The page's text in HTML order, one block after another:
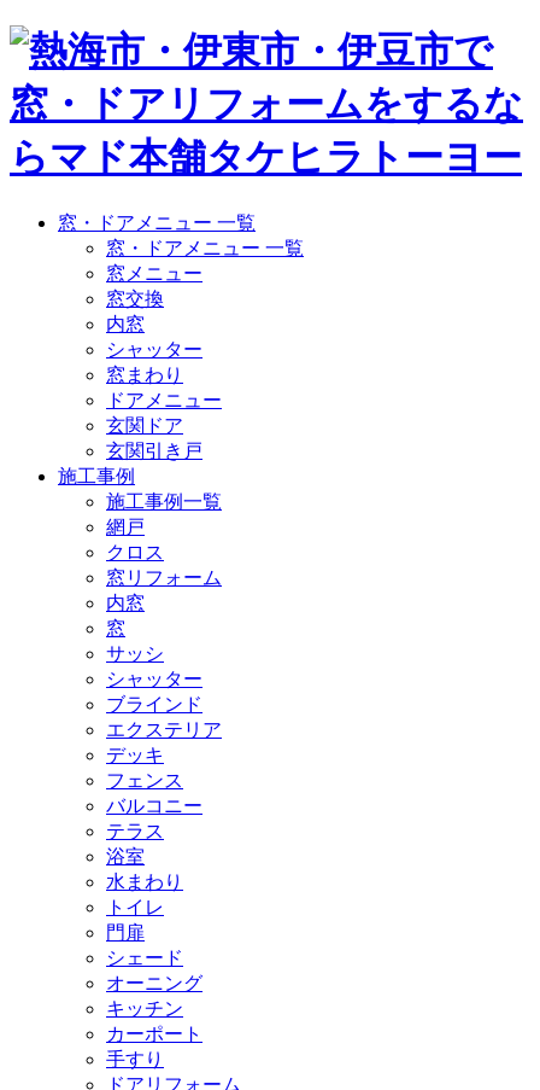
窓・ドアメニュー 一覧
窓・ドアメニュー 一覧
窓メニュー
窓交換
内窓
シャッター
窓まわり
ドアメニュー
玄関ドア
玄関引き戸
施工事例
施工事例一覧
網戸
クロス
窓リフォーム
内窓
窓
サッシ
シャッター
ブラインド
エクステリア
デッキ
フェンス
バルコニー
テラス
浴室
水まわり
トイレ
門扉
シェード
オーニング
キッチン
カーポート
手すり
ドアリフォーム